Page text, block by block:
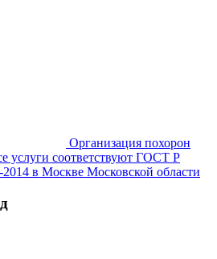
Организация похорон
услуги соответствуют ГОСТ Р
в Москве Московской области